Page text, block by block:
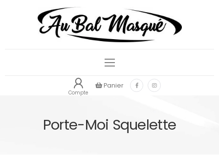
Compte
Panier
Porte-Moi Squelette